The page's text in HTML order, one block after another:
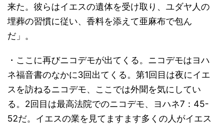
来た。彼らはイエスの遺体を受け取り、ユダヤ人の
埋葬の習慣に従い、香料を添えて亜麻布で包ん
だ」。
・ここに再びニコデモが出てくる。ニコデモはヨハ
ネ福音書のなかに3回出てくる。第1回目は夜にイエ
スを訪ねるニコデモ、ここでは外聞を気にしてい
る。2回目は最高法院でのニコデモ、ヨハネ7：45-
52だ。イエスの業を見てますます多くの人がイエス